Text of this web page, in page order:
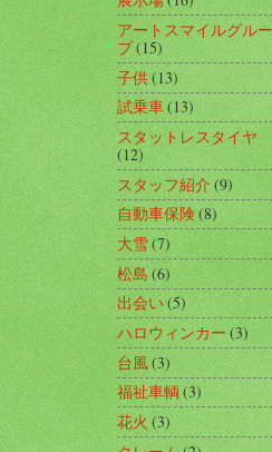
アートスマイルグルー
プ(15)
子供(13)
試乗車(13)
スタットレスタイヤ
(12)
スタッフ紹介(9)
自動車保険(8)
大雪(7)
松島 (6)
出会い(5)
ハロウィンカー(3)
台風(3)
福祉車輌 (3)
花火(3)